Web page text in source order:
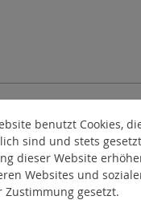
99-TKH
benutzt Cookies,
sind und stets
dieser Website
Websites und
Zustimmung gesetzt.